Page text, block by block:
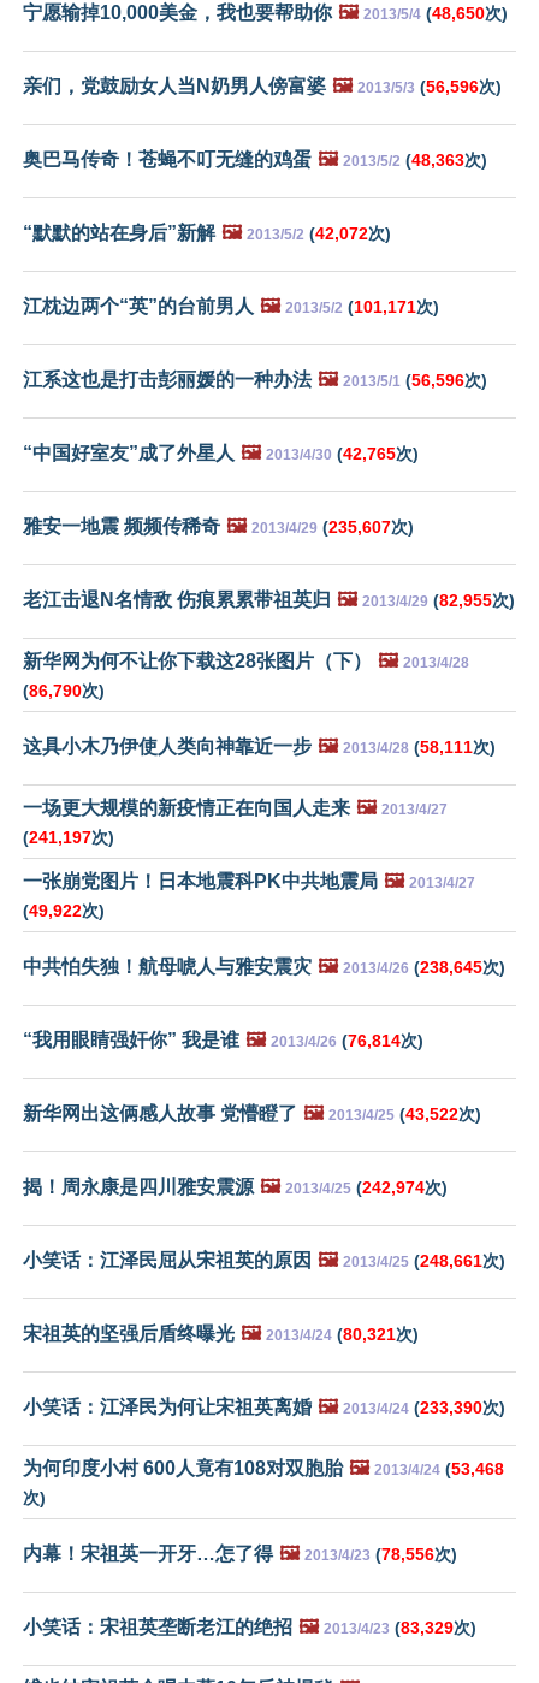
宁愿输掉10,000美金，我也要帮助你 🖼️ 2013/5/4 (48,650次)
亲们，党鼓励女人当N奶男人傍富婆 🖼️ 2013/5/3 (56,596次)
奥巴马传奇！苍蝇不叮无缝的鸡蛋 🖼️ 2013/5/2 (48,363次)
“默默的站在身后”新解 🖼️ 2013/5/2 (42,072次)
江枕边两个“英”的台前男人 🖼️ 2013/5/2 (101,171次)
江系这也是打击彭丽媛的一种办法 🖼️ 2013/5/1 (56,596次)
“中国好室友”成了外星人 🖼️ 2013/4/30 (42,765次)
雅安一地震 频频传稀奇 🖼️ 2013/4/29 (235,607次)
老江击退N名情敌 伤痕累累带祖英归 🖼️ 2013/4/29 (82,955次)
新华网为何不让你下载这28张图片（下） 🖼️ 2013/4/28
(86,790次)
这具小木乃伊使人类向神靠近一步 🖼️ 2013/4/28 (58,111次)
一场更大规模的新疫情正在向国人走来 🖼️ 2013/4/27
(241,197次)
一张崩党图片！日本地震科PK中共地震局 🖼️ 2013/4/27
(49,922次)
中共怕失独！航母唬人与雅安震灾 🖼️ 2013/4/26 (238,645次)
“我用眼睛强奸你” 我是谁 🖼️ 2013/4/26 (76,814次)
新华网出这俩感人故事 党懵瞪了 🖼️ 2013/4/25 (43,522次)
揭！周永康是四川雅安震源 🖼️ 2013/4/25 (242,974次)
小笑话：江泽民屈从宋祖英的原因 🖼️ 2013/4/25 (248,661次)
宋祖英的坚强后盾终曝光 🖼️ 2013/4/24 (80,321次)
小笑话：江泽民为何让宋祖英离婚 🖼️ 2013/4/24 (233,390次)
为何印度小村 600人竟有108对双胞胎 🖼️ 2013/4/24 (53,468
次)
内幕！宋祖英一开牙…怎了得 🖼️ 2013/4/23 (78,556次)
小笑话：宋祖英垄断老江的绝招 🖼️ 2013/4/23 (83,329次)